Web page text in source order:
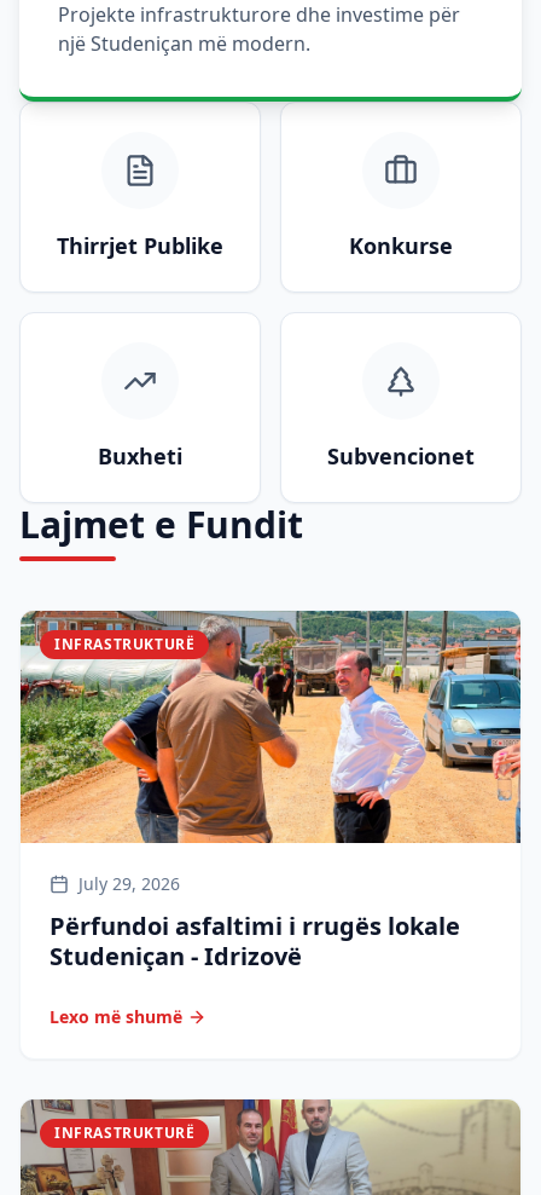
Projekte infrastrukturore dhe investime për
një Studeniçan më modern.
Thirrjet Publike Konkurse
Buxheti Subvencionet
Lajmet e Fundit
INFRASTRUKTURË
July 29, 2026
Përfundoi asfaltimi i rrugës lokale
Studeniçan - Idrizovë
Lexo më shumë
INFRASTRUKTURË